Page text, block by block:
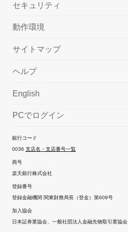
セキュリティ
動作環境
サイトマップ
ヘルプ
English
PCでログイン
銀行コード
0036 支店名・支店番号一覧
商号
楽天銀行株式会社
登録番号
登録金融機関 関東財務局長（登金）第609号
加入協会
日本証券業協会、一般社団法人金融先物取引業協会